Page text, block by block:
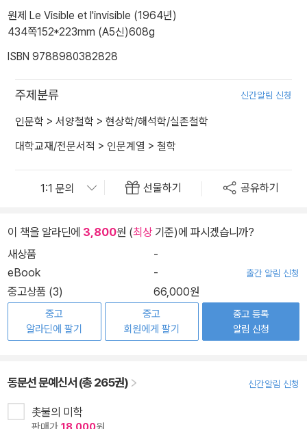
원제 Le Visible et l'invisible (1964년)
434쪽152*223mm (A5신)608g
ISBN 9788980382828
주제분류 신간알림 신청
인문학 > 서양철학 > 현상학/해석학/실존철학
대학교재/전문서적 > 인문계열 > 철학
선물하기 공유하기
이 책을 알라딘에 3,800원 (최상기준)에 파시겠습니까?
새상품
-
eBook
- 출간 알림 신청
중고상품 (3) 66,000원
중고
알라딘에 팔기
중고
회원에게 팔기
중고 등록
알림 신청
동문선 문예신서 (총 265권) 신간알림 신청
촛불의 미학